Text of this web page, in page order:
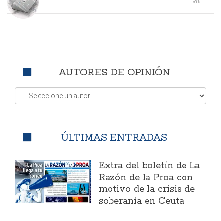
AUTORES DE OPINIÓN
ÚLTIMAS ENTRADAS
Extra del boletín de La
Razón de la Proa con
motivo de la crisis de
soberanía en Ceuta